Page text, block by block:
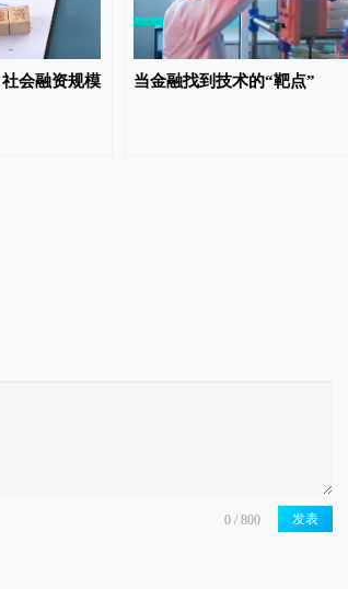
会融资规模
当金融找到技术的“靶点”
发表